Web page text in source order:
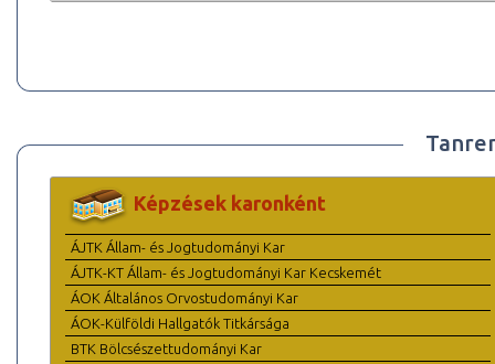
Képzések karonként
ÁJTK Állam- és Jogtudományi Kar
ÁJTK-KT Állam- és Jogtudományi Kar Kecskemét
ÁOK Általános Orvostudományi Kar
ÁOK-Külföldi Hallgatók Titkársága
BTK Bölcsészettudományi Kar